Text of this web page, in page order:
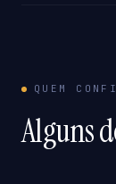
QUEM
Alguns